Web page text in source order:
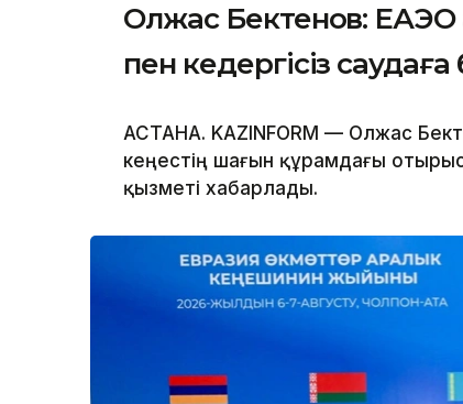
Олжас Бектенов:
пен кедергісіз
АСТАНА. KAZINFORM — Олжас
кеңестің шағын құрамдағы
қызметі хабарлады.